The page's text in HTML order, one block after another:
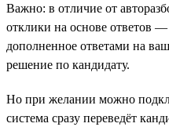
Важно: в отличие от
отклики на основе ответов
дополненное ответами на
решение по кандидату.
Но при желании можно
система сразу переведёт